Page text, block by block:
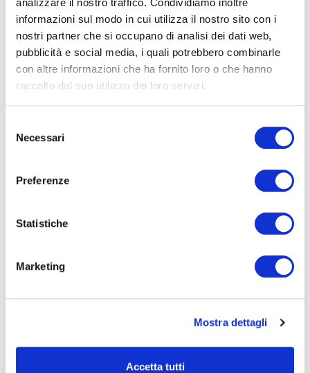
analizzare il nostro traffico. Condividiamo inoltre
informazioni sul modo in cui utilizza il nostro sito con i
nostri partner che si occupano di analisi dei dati web,
pubblicità e social media, i quali potrebbero combinarle
con altre informazioni che ha fornito loro o che hanno
raccolto dal suo utilizzo dei loro servizi.
delNecessari
Preferenze
Statistiche
Marketing
Mostra dettagli
Accetta tutti
SAB
11 MAG
2024
Teatro dell'Aquila
Fermo
MAR
14 MAG
2024
Teatro della Fortuna
Fano
INTERPRETI
Violino